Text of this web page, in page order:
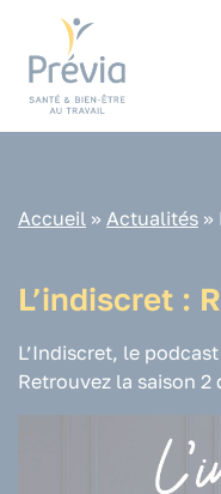
Accueil » Actualités »
L’indiscret :
L’Indiscret, le
Retrouvez la saison 2
Panneau de gestion des